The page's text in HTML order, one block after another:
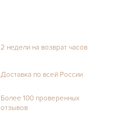
2 недели на возврат часов
Доставка по всей России
Более 100 проверенных
отзывов